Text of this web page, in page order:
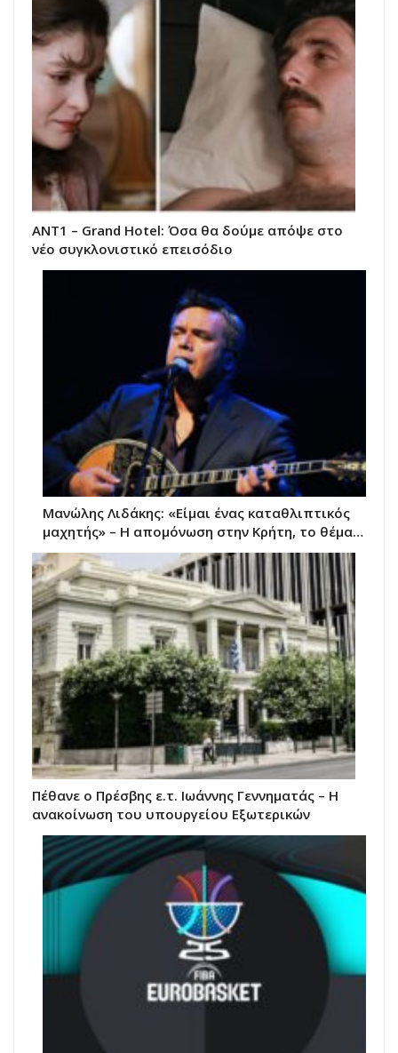
ΑΝΤ1 – Grand Hotel: Όσα θα δούμε απόψε στο
νέο συγκλονιστικό επεισόδιο
Μανώλης Λιδάκης: «Είμαι ένας καταθλιπτικός
μαχητής» – Η απομόνωση στην Κρήτη, το θέμα…
Πέθανε ο Πρέσβης ε.τ. Ιωάννης Γεννηματάς – Η
ανακοίνωση του υπουργείου Εξωτερικών